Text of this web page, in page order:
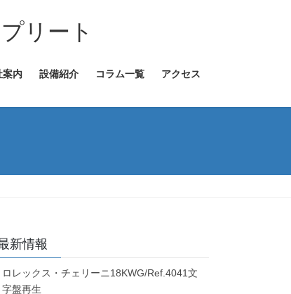
リート
案内 設備紹介 コラム一覧 アクセス
新情報
ロレックス・チェリーニ18KWG/Ref.4041文
字盤再生